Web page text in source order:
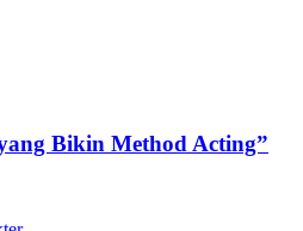
Bikin Method Acting”